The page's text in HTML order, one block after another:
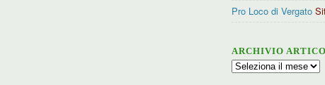
Pro Loco di Vergato
ARCHIVIO
Archivio